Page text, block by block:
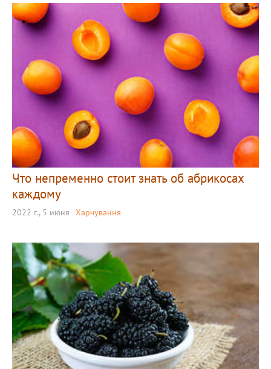
Что непременно стоит знать об абрикосах
каждому
2022 г., 5 июня Харчування